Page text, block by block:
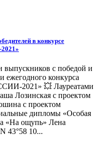
в конкурсе
выпускников с победой и
конкурса
2021» 💥 Лауреатами
Лозинская с проектом
с проектом
дипломы «Особая
«На ощупь» Лена
43°58 10...